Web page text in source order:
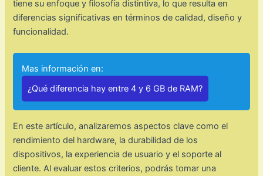
tiene su enfoque y filosofía distintiva, lo que resulta en
diferencias significativas en términos de calidad, diseño y
funcionalidad.
Mas información en:
¿Qué diferencia hay entre 4 y 6 GB de RAM?
En este artículo, analizaremos aspectos clave como el
rendimiento del hardware, la durabilidad de los
dispositivos, la experiencia de usuario y el soporte al
cliente. Al evaluar estos criterios, podrás tomar una